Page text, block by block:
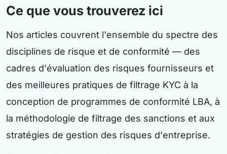
Ce que vous trouverez ici
Nos articles couvrent l'ensemble du spectre des
disciplines de risque et de conformité — des
cadres d'évaluation des risques fournisseurs et
des meilleures pratiques de filtrage KYC à la
conception de programmes de conformité LBA, à
la méthodologie de filtrage des sanctions et aux
stratégies de gestion des risques d'entreprise.